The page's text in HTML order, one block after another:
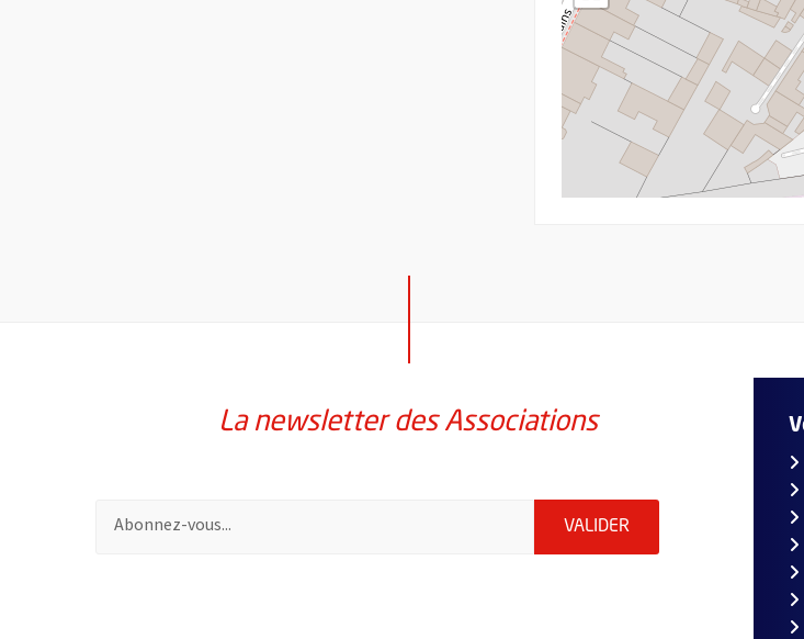
La newsletter des Associations
Pour vous inscrire à la lettre d'information des associations de la ville d'Angers, indiquez
VALIDER ENVOYER MA